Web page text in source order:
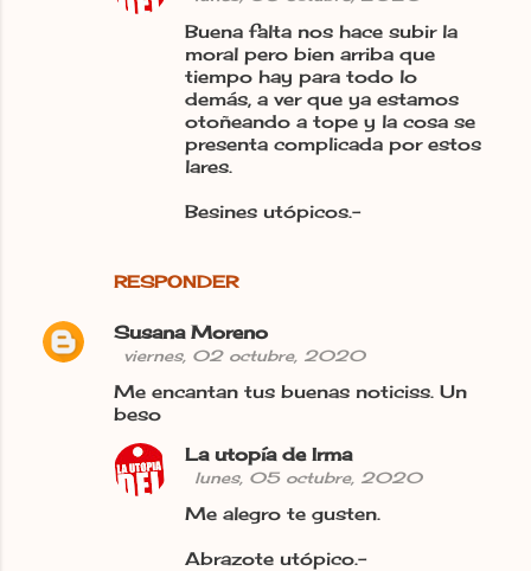
RESPONDER
Buena falta nos hace subir la
moral pero bien arriba que
tiempo hay para todo lo
demás, a ver que ya estamos
otoñeando a tope y la cosa se
presenta complicada por estos
lares.
Besines utópicos.-
Susana Moreno
viernes, 02 octubre, 2020
Me encantan tus buenas noticiss. Un
beso
La utopía de Irma
lunes, 05 octubre, 2020
Me alegro te gusten.
Abrazote utópico.-